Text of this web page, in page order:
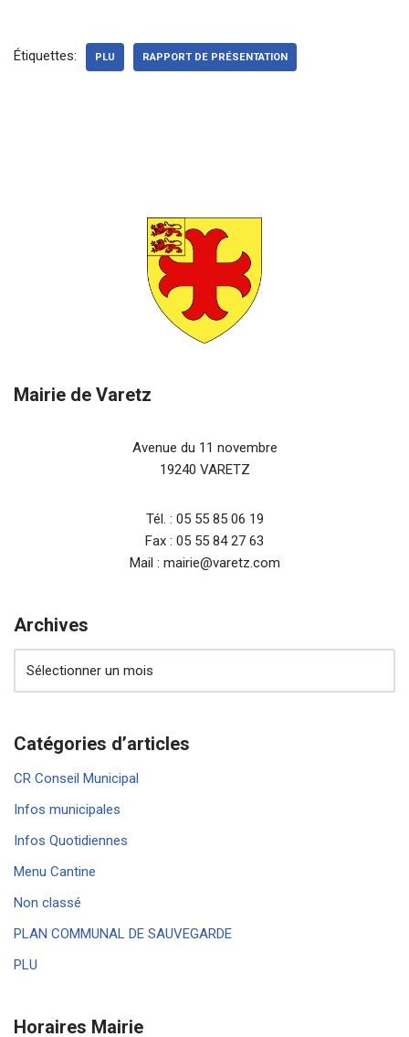
Étiquettes: PLU RAPPORT DE PRÉSENTATION
Mairie de Varetz
Avenue du 11 novembre
19240 VARETZ
Tél. : 05 55 85 06 19
Fax : 05 55 84 27 63
Mail : mairie@varetz.com
Archives
Catégories d’articles
CR Conseil Municipal
Infos municipales
Infos Quotidiennes
Menu Cantine
Non classé
PLAN COMMUNAL DE SAUVEGARDE
PLU
Horaires Mairie